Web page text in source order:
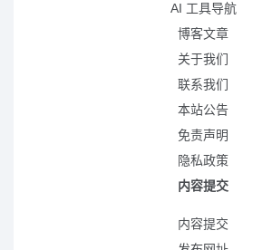
AI 工具导航
博客文章
关于我们
联系我们
本站公告
免责声明
隐私政策
内容提交
内容提交